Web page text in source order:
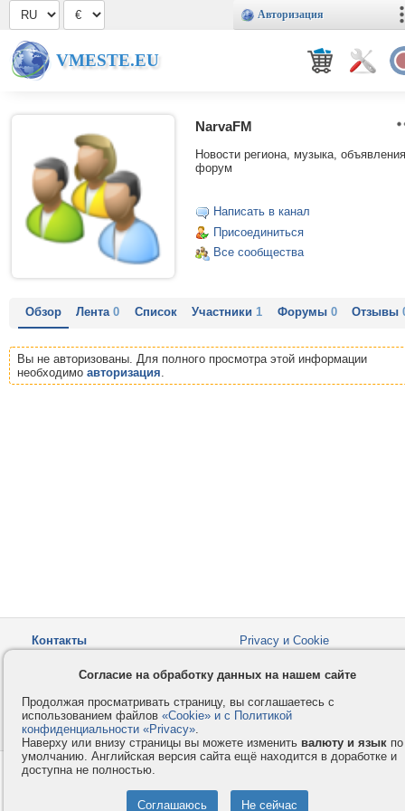
Авторизация
VMESTE.EU
NarvaFM
Новости региона, музыка,
форум
Написать в канал
Присоединиться
Все сообщества
Обзор Лента0 Список Участники1 Форумы 0 Отзывы
Вы не авторизованы. Для полного просмотра этой информации
необходимо авторизация.
Контакты
Privacy и Cookie
Как оплатить
Форумы
© 2008-2026VMESTE.EU
Согласие на обработку данных на нашем сайте
Продолжая просматривать страницу, вы соглашаетесь с
использованием файлов «Cookie» и с Политикой
конфиденциальности «Privacy».
Наверху или внизу страницы вы можете изменить валюту и язык по
умолчанию. Английская версия сайта ещё находится в доработке и
доступна не полностью.